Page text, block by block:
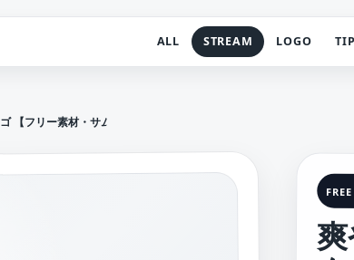
ALL STREAM LOGO
【フリー素材・サムネ素材】